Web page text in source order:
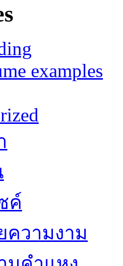
examples
ค์
ความงาม